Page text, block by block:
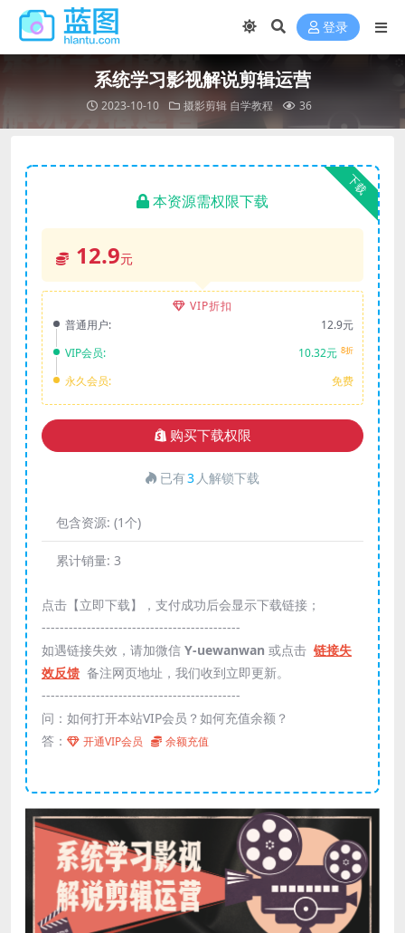
登录
系统学习影视解说剪辑运营
2023-10-10 摄影剪辑 自学教程 36
下载
本资源需权限下载
12.9元
VIP折扣
普通用户:
12.9元
VIP会员:
10.32元 8折
永久会员: 免费
购买下载权限
已有3 人解锁下载
包含资源: (1个)
累计销量: 3
点击【立即下载】，支付成功后会显示下载链接；
--------------------------------------------
如遇链接失效，请加微信 Y-uewanwan 或点击 链接失
效反馈 备注网页地址，我们收到立即更新。
--------------------------------------------
问：如何打开本站VIP会员？如何充值余额？
答：
开通VIP会员 余额充值